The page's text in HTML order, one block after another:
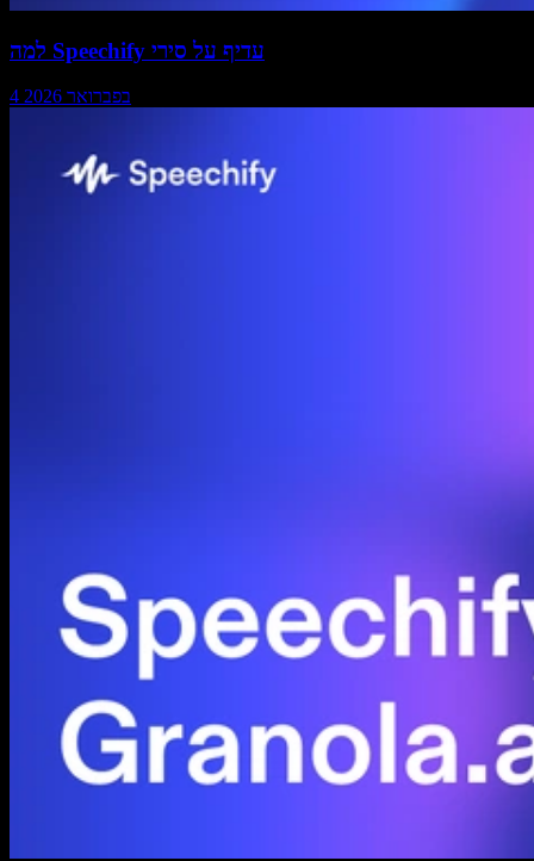
למה Speechify עדיף על סירי
4 בפברואר 2026